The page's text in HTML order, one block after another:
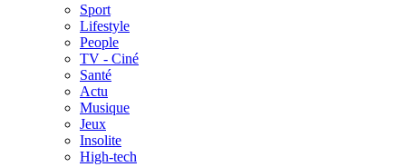
Sport
Lifestyle
People
TV - Ciné
Santé
Actu
Musique
Jeux
Insolite
High-tech